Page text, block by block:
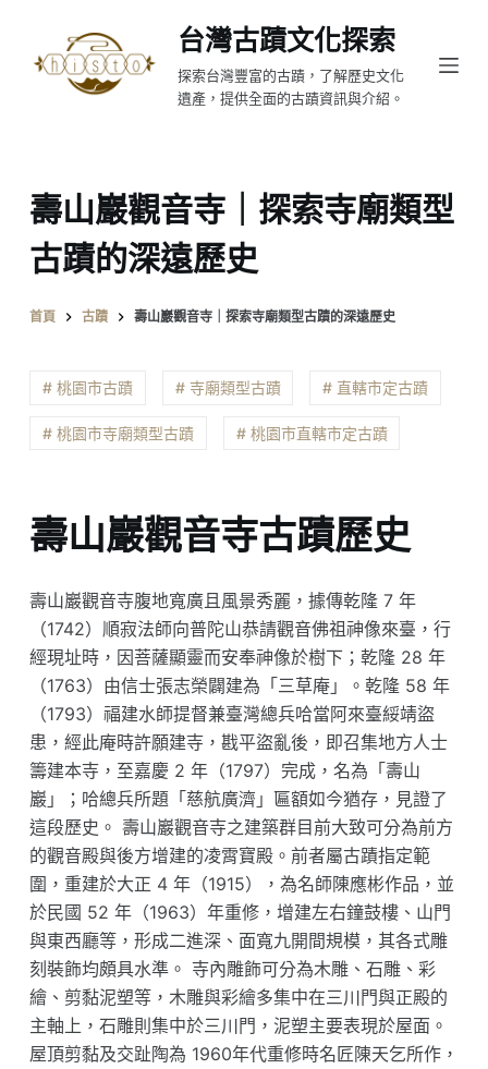
至
台灣古蹟文化探索
探索台灣豐富的古蹟，了解歷史文化
遺產，提供全面的古蹟資訊與介紹。
壽山巖觀音寺｜探索寺廟類型
古蹟的深遠歷史
首頁 古蹟 壽山巖觀音寺｜探索寺廟類型古蹟的深遠歷史
# 桃園市古蹟 # 寺廟類型古蹟 # 直轄市定古蹟
# 桃園市寺廟類型古蹟 # 桃園市直轄市定古蹟
壽山巖觀音寺古蹟歷史
壽山巖觀音寺腹地寬廣且風景秀麗，據傳乾隆 7 年
（1742）順寂法師向普陀山恭請觀音佛祖神像來臺，行
經現址時，因菩薩顯靈而安奉神像於樹下；乾隆 28 年
（1763）由信士張志榮闢建為「三草庵」。乾隆 58 年
（1793）福建水師提督兼臺灣總兵哈當阿來臺綏靖盜
患，經此庵時許願建寺，戡平盜亂後，即召集地方人士
籌建本寺，至嘉慶 2 年（1797）完成，名為「壽山
巖」；哈總兵所題「慈航廣濟」匾額如今猶存，見證了
這段歷史。 壽山巖觀音寺之建築群目前大致可分為前方
的觀音殿與後方增建的凌霄寶殿。前者屬古蹟指定範
圍，重建於大正 4 年（1915），為名師陳應彬作品，並
於民國 52 年（1963）年重修，增建左右鐘鼓樓、山門
與東西廳等，形成二進深、面寬九開間規模，其各式雕
刻裝飾均頗具水準。 寺內雕飾可分為木雕、石雕、彩
繪、剪黏泥塑等，木雕與彩繪多集中在三川門與正殿的
主軸上，石雕則集中於三川門，泥塑主要表現於屋面。
屋頂剪黏及交趾陶為 1960年代重修時名匠陳天乞所作，